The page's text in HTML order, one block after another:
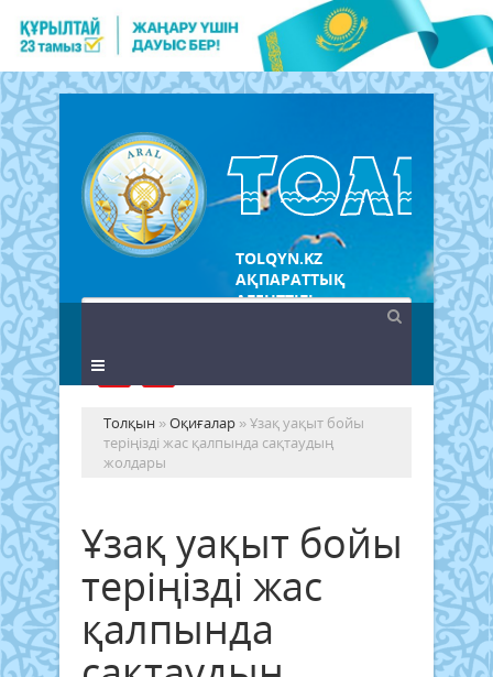
TOLQYN.KZ
АҚПАРАТТЫҚ
АГЕНТТІГІ
Толқын »Оқиғалар » Ұзақ уақыт бойы
теріңізді жас қалпында сақтаудың
жолдары
Ұзақ уақыт бойы
теріңізді жас
қалпында